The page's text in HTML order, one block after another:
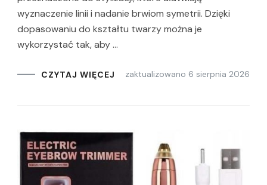
wyznaczenie linii i nadanie brwiom symetrii. Dzięki
dopasowaniu do kształtu twarzy można je
wykorzystać tak, aby …
CZYTAJ WIĘCEJ zaktualizowano 6 sierpnia 2026